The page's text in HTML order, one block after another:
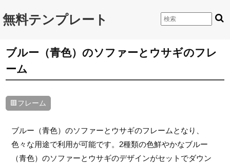
無料テンプレート
ブルー（青色）のソファーとウサギのフレ
ーム
🟥フレーム
ブルー（青色）のソファーとウサギのフレームとなり、
色々な用途で利用が可能です。2種類の色鮮やかなブルー
（青色）のソファーとウサギのデザインがセットでダウン